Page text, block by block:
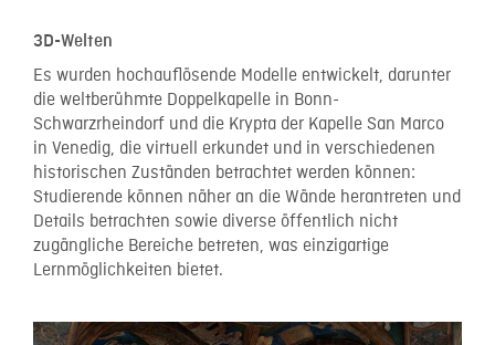
3D-Welten
Es wurden hochauflösende Modelle entwickelt, darunter
die weltberühmte Doppelkapelle in Bonn-
Schwarzrheindorf und die Krypta der Kapelle San Marco
in Venedig, die virtuell erkundet und in verschiedenen
historischen Zuständen betrachtet werden können:
Studierende können näher an die Wände herantreten und
Details betrachten sowie diverse öffentlich nicht
zugängliche Bereiche betreten, was einzigartige
Lernmöglichkeiten bietet.